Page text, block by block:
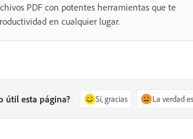
PDF con potentes herramientas que te
en cualquier lugar.
útil esta página? Sí, gracias La verdad